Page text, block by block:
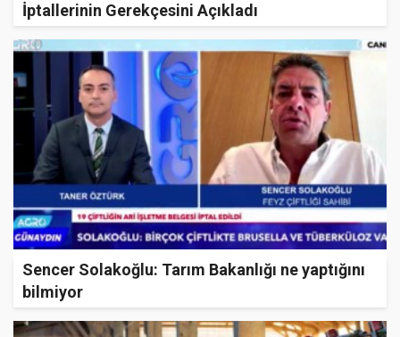
İptallerinin Gerekçesini Açıkladı
Sencer Solakoğlu: Tarım Bakanlığı ne yaptığını
bilmiyor